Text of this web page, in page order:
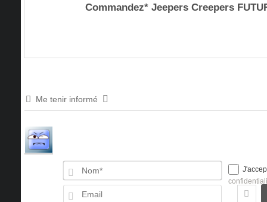
Commandez* Jeepers Creepers
Me tenir informé
Nom*